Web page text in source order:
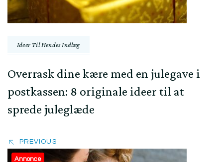
Ideer Til Hendes Indlæg
Overrask dine kære med en julegave i
postkassen: 8 originale ideer til at
sprede juleglæde
PREVIOUS
Annonce